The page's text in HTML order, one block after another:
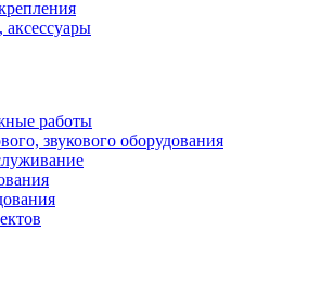
работы
звукового оборудования